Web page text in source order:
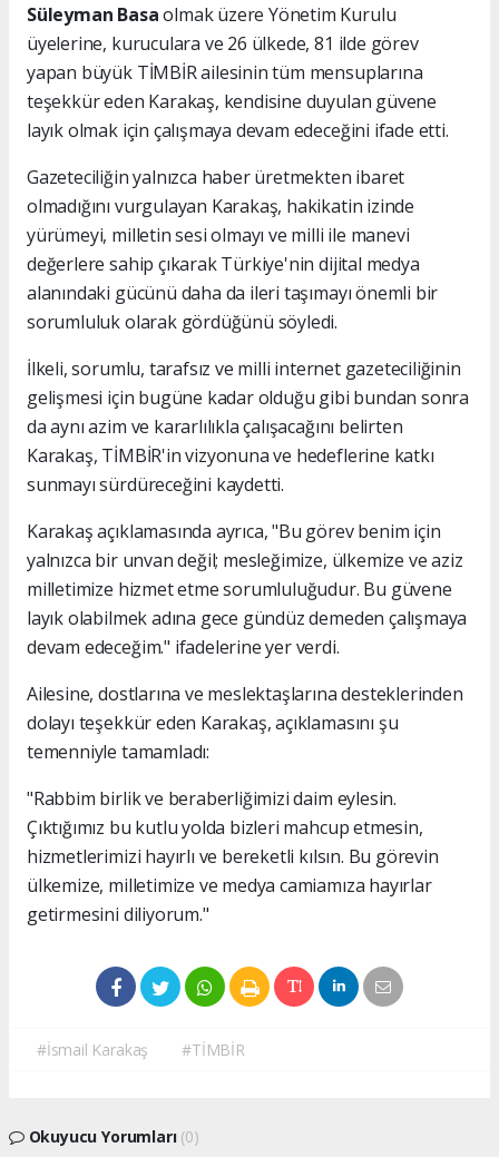
Süleyman Basaolmak üzere Yönetim Kurulu
üyelerine, kuruculara ve 26 ülkede, 81 ilde görev
yapan büyük TİMBİR ailesinin tüm mensuplarına
teşekkür eden Karakaş, kendisine duyulan güvene
layık olmak için çalışmaya devam edeceğini ifade etti.
Gazeteciliğin yalnızca haber üretmekten ibaret
olmadığını vurgulayan Karakaş, hakikatin izinde
yürümeyi, milletin sesi olmayı ve milli ile manevi
değerlere sahip çıkarak Türkiye'nin dijital medya
alanındaki gücünü daha da ileri taşımayı önemli bir
sorumluluk olarak gördüğünü söyledi.
İlkeli, sorumlu, tarafsız ve milli internet gazeteciliğinin
gelişmesi için bugüne kadar olduğu gibi bundan sonra
da aynı azim ve kararlılıkla çalışacağını belirten
Karakaş, TİMBİR'in vizyonuna ve hedeflerine katkı
sunmayı sürdüreceğini kaydetti.
Karakaş açıklamasında ayrıca, "Bu görev benim için
yalnızca bir unvan değil; mesleğimize, ülkemize ve aziz
milletimize hizmet etme sorumluluğudur. Bu güvene
layık olabilmek adına gece gündüz demeden çalışmaya
devam edeceğim." ifadelerine yer verdi.
Ailesine, dostlarına ve meslektaşlarına desteklerinden
dolayı teşekkür eden Karakaş, açıklamasını şu
temenniyle tamamladı:
"Rabbim birlik ve beraberliğimizi daim eylesin.
Çıktığımız bu kutlu yolda bizleri mahcup etmesin,
hizmetlerimizi hayırlı ve bereketli kılsın. Bu görevin
ülkemize, milletimize ve medya camiamıza hayırlar
getirmesini diliyorum."
#İsmail Karakaş #TİMBİR
Okuyucu Yorumları (0)